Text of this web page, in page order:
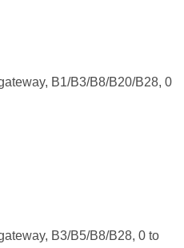
B1/B3/B8/B20/B28, 0
B3/B5/B8/B28, 0 to